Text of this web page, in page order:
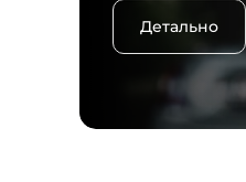
Детально